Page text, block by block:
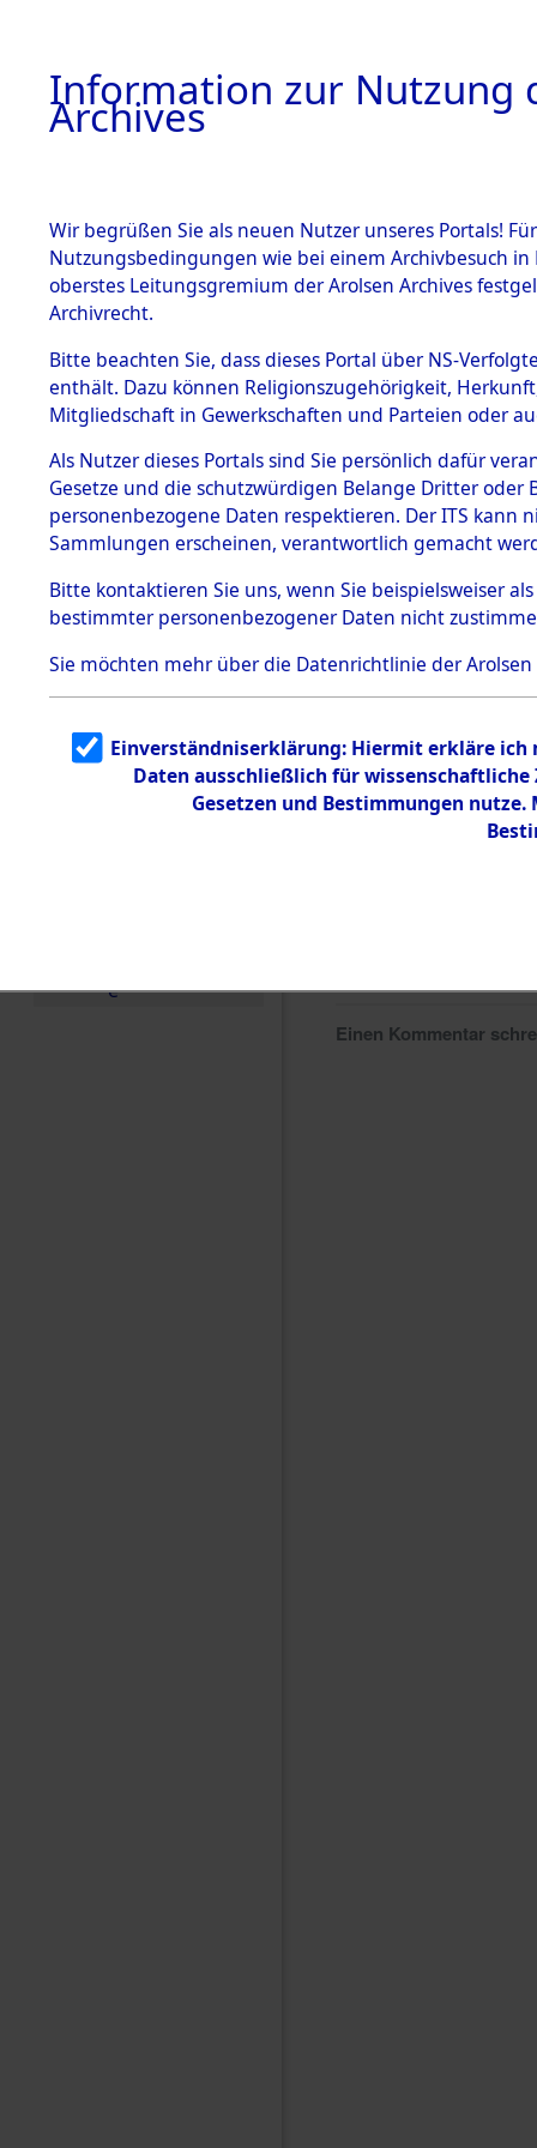
BESTÄNDE
1.
mente
5. Verschiedenes
5.3
Todesmärsche
5.3.1 Alliierte
Erhebungen
zu
Todesmärsch
en
5.3.2
g
5.3.3
Todesmärsch
e
Taxöldern
Einen Kommentar
Information zur Nutzung
Archives
Wir begrüßen Sie als neuen Nutzer unseres Portals!
Nutzungsbedingungen wie bei einem Archivbesuch
oberstes Leitungsgremium der Arolsen Archives
Archivrecht.
Bitte beachten Sie, dass dieses Portal über NS-
enthält. Dazu können Religionszugehörigkeit,
Mitgliedschaft in Gewerkschaften und Parteien oder
Als Nutzer dieses Portals sind Sie persönlich dafür
Gesetze und die schutzwürdigen Belange Dritter
personenbezogene Daten respektieren. Der ITS
Sammlungen erscheinen, verantwortlich gemacht
Bitte kontaktieren Sie uns, wenn Sie beispielsweiser
bestimmter personenbezogener Daten nicht
Sie möchten mehr über die Datenrichtlinie der Arolsen
Einverständniserklärung: Hiermit erkläre ich
Daten ausschließlich für
Gesetzen und Bestimmungen